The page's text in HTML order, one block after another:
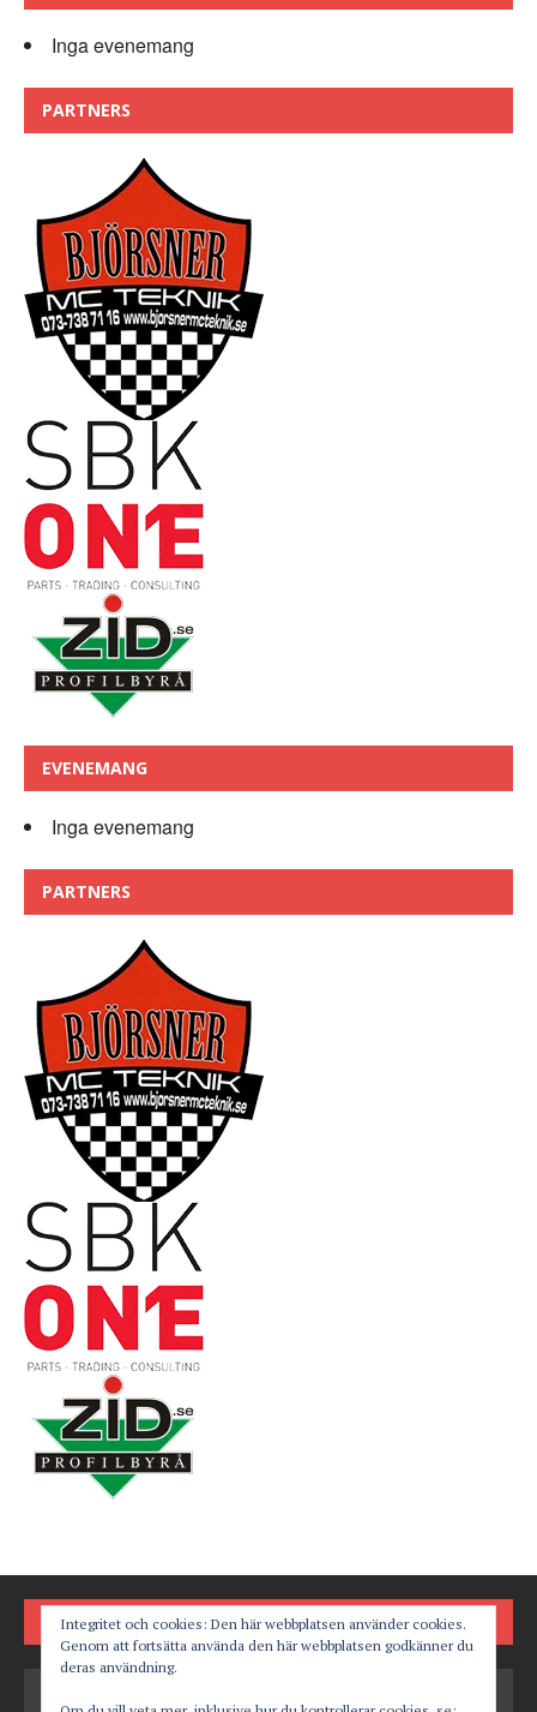
Inga evenemang
PARTNERS
EVENEMANG
Inga evenemang
PARTNERS
FÖLJ OSS PÅ
Integritet och cookies: Den här webbplatsen använder cookies.
Genom att fortsätta använda den här webbplatsen godkänner du
deras användning.